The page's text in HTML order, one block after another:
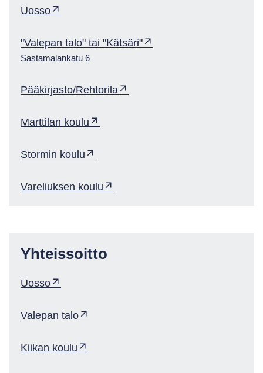
Uosso
"Valepan talo" tai "Kätsäri"
Sastamalankatu 6
Pääkirjasto/Rehtorila
Marttilan koulu
Stormin koulu
Vareliuksen koulu
Yhteissoitto
Uosso
Valepan talo
Kiikan koulu